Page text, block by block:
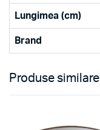
Lungimea (cm)
Brand
Produse similare